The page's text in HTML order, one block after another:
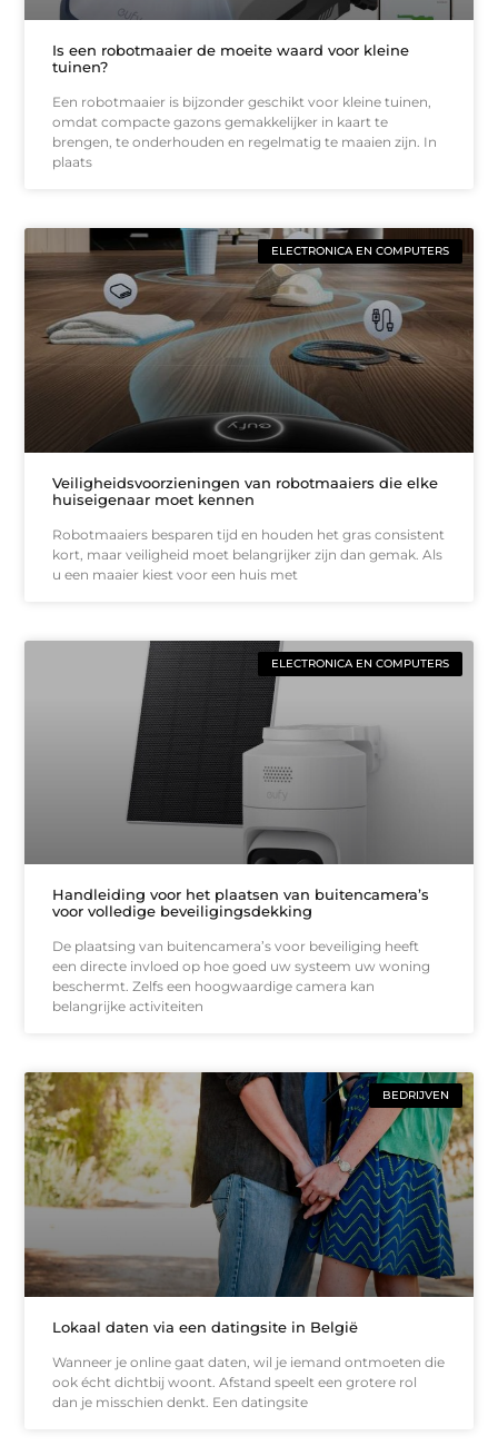
Is een robotmaaier de moeite waard voor kleine
tuinen?
Een robotmaaier is bijzonder geschikt voor kleine tuinen,
omdat compacte gazons gemakkelijker in kaart te
brengen, te onderhouden en regelmatig te maaien zijn. In
plaats
ELECTRONICA EN COMPUTERS
Veiligheidsvoorzieningen van robotmaaiers die elke
huiseigenaar moet kennen
Robotmaaiers besparen tijd en houden het gras consistent
kort, maar veiligheid moet belangrijker zijn dan gemak. Als
u een maaier kiest voor een huis met
ELECTRONICA EN COMPUTERS
Handleiding voor het plaatsen van buitencamera’s
voor volledige beveiligingsdekking
De plaatsing van buitencamera’s voor beveiliging heeft
een directe invloed op hoe goed uw systeem uw woning
beschermt. Zelfs een hoogwaardige camera kan
belangrijke activiteiten
BEDRIJVEN
Lokaal daten via een datingsite in België
Wanneer je online gaat daten, wil je iemand ontmoeten die
ook écht dichtbij woont. Afstand speelt een grotere rol
dan je misschien denkt. Een datingsite